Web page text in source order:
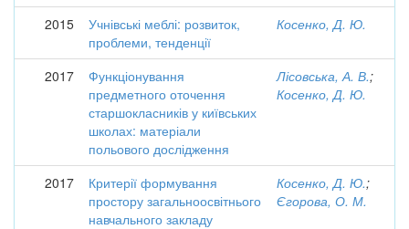
2015
Учнівські меблі: розвиток,
проблеми, тенденції
Косенко, Д. Ю.
2017
Функціонування
предметного оточення
старшокласників у київських
школах: матеріали
польового дослідження
Лісовська, А. В.;
Косенко, Д. Ю.
2017
Критерії формування
простору загальноосвітнього
навчального закладу
Косенко, Д. Ю.;
Єгорова, О. М.